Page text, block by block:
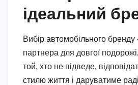
ідеальний
Вибір автомобільного бренду
партнера для довгої
той, хто не підведе,
стилю життя і даруватиме